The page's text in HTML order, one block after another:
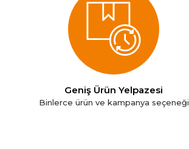
Geniş Ürün Yelpazesi
Binlerce ürün ve kampanya seçeneği